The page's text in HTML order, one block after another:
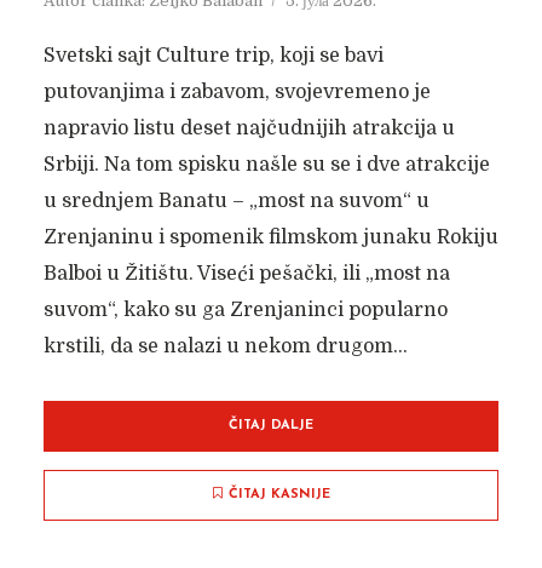
Svetski sajt Culture trip, koji se bavi
putovanjima i zabavom, svojevremeno je
napravio listu deset najčudnijih atrakcija u
Srbiji. Na tom spisku našle su se i dve atrakcije
u srednjem Banatu – „most na suvom“ u
Zrenjaninu i spomenik filmskom junaku Rokiju
Balboi u Žitištu. Viseći pešački, ili „most na
suvom“, kako su ga Zrenjaninci popularno
krstili, da se nalazi u nekom drugom...
ČITAJ DALJE
ČITAJ KASNIJE